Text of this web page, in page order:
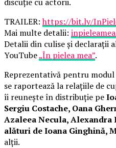
TRAILER:https://bit.ly/
Mai multe detalii:
Detalii din culise și declarații
YouTube„În pielea mea”.
Reprezentativă pentru
se raportează la relațiile de
îi reunește în distribuție pe
Sergiu Costache, Oana
Azaleea Necula, Alexandra
alături de Ioana Ginghină,
alții.